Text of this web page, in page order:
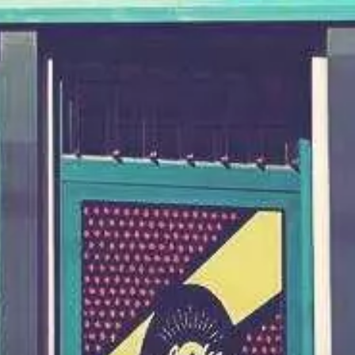
Paramètres de
confidentialité
apporter le meilleur service possible, nous utilisons
des cookies pour améliorer le site aux besoins des
visiteurs, notamment selon la fréquentation.
Nos politique de confidentialité